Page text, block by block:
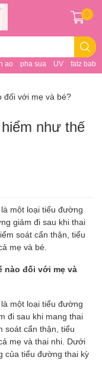
ao pha sua UV fatz baby
0
đối với mẹ và bé?
như thế
một loại tiểu đường
giảm đi sau khi thai
soát cẩn thận, tiểu
mẹ và bé.
nào đối với mẹ và
một loại tiểu đường
đi sau khi mang thai
soát cẩn thận, tiểu
mẹ và thai nhi. Dưới
của tiểu đường thai kỳ